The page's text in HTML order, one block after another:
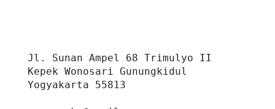
Jl. Sunan Ampel 68 Trimulyo II
Kepek Wonosari Gunungkidul
Yogyakarta 55813